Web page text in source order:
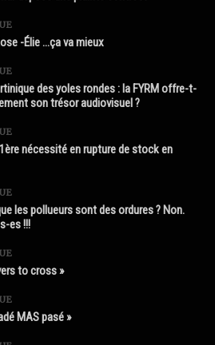
-Élie …ça va mieux
des yoles rondes : la FYRM offre-t-
son trésor audiovisuel ?
nécessité en rupture de stock en
les pollueurs sont des ordures ? Non.
es !!!
to cross »
MAS pasé »